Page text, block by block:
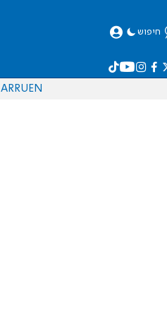
חיפוש
EN
RU
AR